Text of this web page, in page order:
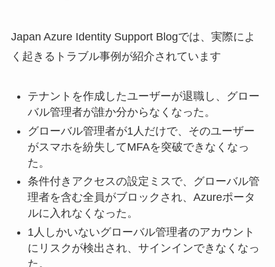
Japan Azure Identity Support Blogでは、実際によ
く起きるトラブル事例が紹介されています
テナントを作成したユーザーが退職し、グロー
バル管理者が誰か分からなくなった。
グローバル管理者が1人だけで、そのユーザー
がスマホを紛失してMFAを突破できなくなっ
た。
条件付きアクセスの設定ミスで、グローバル管
理者を含む全員がブロックされ、Azureポータ
ルに入れなくなった。
1人しかいないグローバル管理者のアカウント
にリスクが検出され、サインインできなくなっ
た。